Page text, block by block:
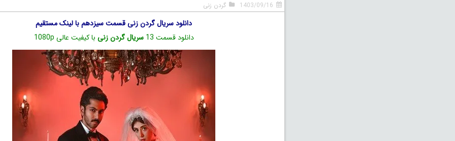
1403/09/16 گردن زنی
دانلود سریال گردن زنی قسمت سیزدهم با لینک مستقیم
دانلود قسمت 13
سریال گردن زنی با کیفیت عالی 1080p